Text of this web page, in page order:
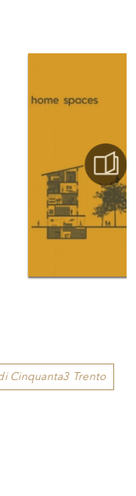
Cinquanta3 Trento